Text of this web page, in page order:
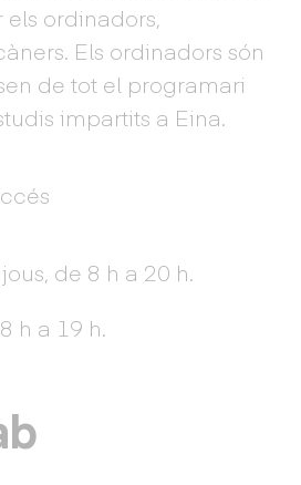
els ordinadors,
Els ordinadors són
de tot el programari
impartits a Eina.
de 8 h a 20 h.
h a 19 h.